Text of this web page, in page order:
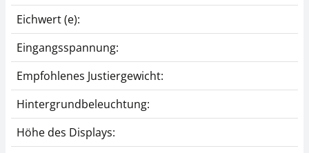
Eichwert (e):
Eingangsspannung:
Empfohlenes Justiergewicht:
Hintergrundbeleuchtung:
Höhe des Displays: